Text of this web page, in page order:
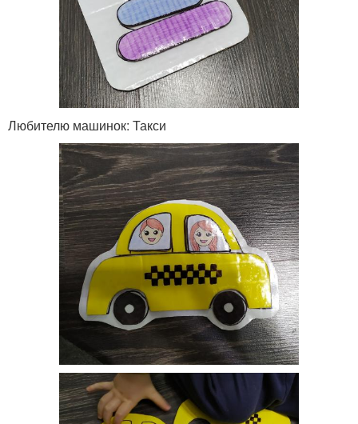
Любителю машинок: Такси